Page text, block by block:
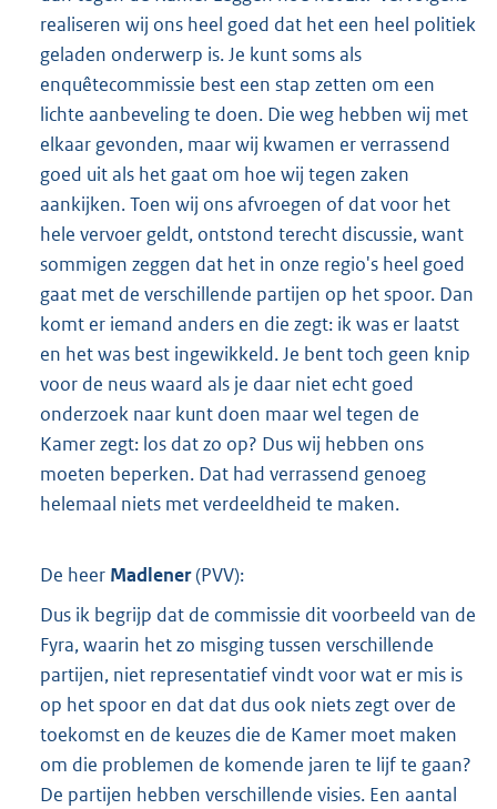
realiseren wij ons heel goed dat het een heel politiek
geladen onderwerp is. Je kunt soms als
enquêtecommissie best een stap zetten om een
lichte aanbeveling te doen. Die weg hebben wij met
elkaar gevonden, maar wij kwamen er verrassend
goed uit als het gaat om hoe wij tegen zaken
aankijken. Toen wij ons afvroegen of dat voor het
hele vervoer geldt, ontstond terecht discussie, want
sommigen zeggen dat het in onze regio's heel goed
gaat met de verschillende partijen op het spoor. Dan
komt er iemand anders en die zegt: ik was er laatst
en het was best ingewikkeld. Je bent toch geen knip
voor de neus waard als je daar niet echt goed
onderzoek naar kunt doen maar wel tegen de
Kamer zegt: los dat zo op? Dus wij hebben ons
moeten beperken. Dat had verrassend genoeg
helemaal niets met verdeeldheid te maken.
De heer Madlener(PVV):
Dus ik begrijp dat de commissie dit voorbeeld van de
Fyra, waarin het zo misging tussen verschillende
partijen, niet representatief vindt voor wat er mis is
op het spoor en dat dat dus ook niets zegt over de
toekomst en de keuzes die de Kamer moet maken
om die problemen de komende jaren te lijf te gaan?
De partijen hebben verschillende visies. Een aantal